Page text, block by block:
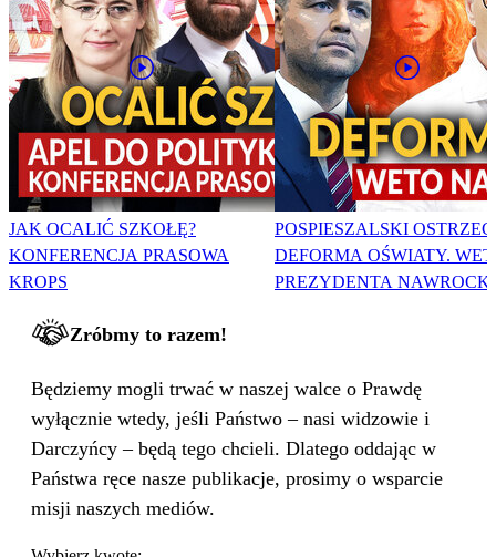
JAK OCALIĆ SZKOŁĘ?
KONFERENCJA PRASOWA
KROPS
POSPIESZALSKI
DEFORMA OŚWIATY.
PREZYDENTA
Zróbmy to razem!
Będziemy mogli trwać w naszej walce o Prawdę
wyłącznie wtedy, jeśli Państwo – nasi widzowie i
Darczyńcy – będą tego chcieli. Dlatego oddając w
Państwa ręce nasze publikacje, prosimy o wsparcie
misji naszych mediów.